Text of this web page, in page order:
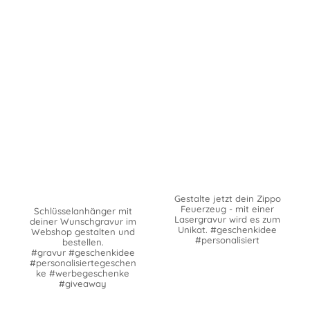
Schlüsselanhänger mit
deiner Wunschgravur im
Webshop gestalten und
bestellen.
#gravur #geschenkidee
#personalisiertegeschen
ke #werbegeschenke
#giveaway
Gestalte jetzt dein Zippo
Feuerzeug - mit einer
Lasergravur wird es zum
Unikat. #geschenkidee
#personalisiert